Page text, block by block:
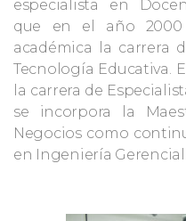
especialista en
que en el año
académica la carrera
Tecnología Educativa.
la carrera de
se incorpora la
Negocios como
en Ingeniería Gerencial.